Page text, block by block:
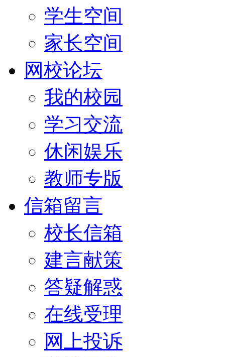
学生空间
家长空间
网校论坛
我的校园
学习交流
休闲娱乐
教师专版
信箱留言
校长信箱
建言献策
答疑解惑
在线受理
网上投诉